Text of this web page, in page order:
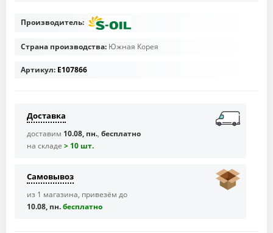
Производитель:
Страна производства: Южная Корея
Артикул: E107866
Доставка
доставим 10.08, пн., бесплатно
на складе > 10 шт.
Самовывоз
из 1 магазина, привезём до
10.08, пн.бесплaтно